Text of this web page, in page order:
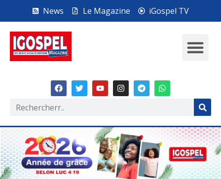
News Le Magazine iGospel TV